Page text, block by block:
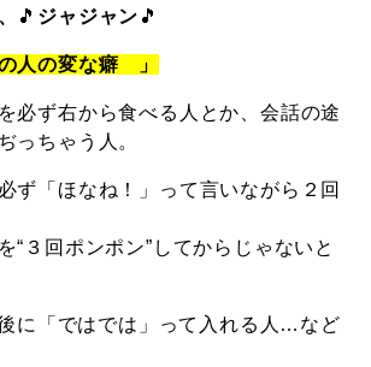
🎵 ジャジャン 🎵
人の変な癖 」
必ず右から食べる人とか、会話の途
っちゃう人。
ず「ほなね！」って言いながら２回
“３回ポンポン”してからじゃないと
に「ではでは」って入れる人…など